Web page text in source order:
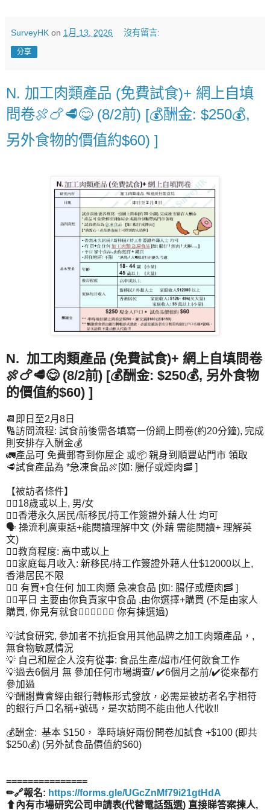
SurveyHK on 1月 13, 2026 沒有留言:
分享
N. 加工肉類產品 (免費試食)+ 網上自填
問卷🍖🍗🥩😋 (8/2前) [💰酬金: $250💰,
另外食物的價值約$60) ]
N. 加工肉類產品 (免費試食)+ 網上自填問卷
🍖🍗🥩😋 (8/2前) [💰酬金: $250💰, 另外食物
的價值約$60) ]
📆即日至2月8日
🔢訪問流程: 試食前後需各填寫一份網上問卷(約20分鐘), 完成
則安排存入酬金💰
🚛產品可 免費郵寄到你屋企 或📦 親身到順豐站門市 領取
🥩試食產品為 *急凍食品🍖[如: 腸仔或煙肉🥓 ]
【被訪者條件】
👉🏻18歲或以上, 男/女
👉🏻香港永久居民/新移民/持工作簽證外藉人仕 均可
🗣️ 操流利廣東話+能閱讀理解中文 (外藉 需能閱讀+ 理解英
文)
👉🏻教育程度: 高中或以上
👉🏻家庭每月收入: 新移民/持工作簽證外藉人仕$12000以上,
香港居民不限
👉🏻 有買+食任何 加工肉類 急凍食品 [如: 腸仔或煙肉🥓 ]
👉🏻平日 主要由你負責家中食品 ,由你選擇+購買 (不是由家人
購買, 你見有就食🙅🏻‍♀️🙅🏻‍♂️ 你有揀選過)
💡試食研究, 參加者不抗拒食用其他品牌之加工肉類產品，,
無食物敏感情況
💡 自己和屋企人沒有從事: 食品生產/超市/任何飲食工作
💡過去6個月 無 參加任何市場調查/ ✔️6個月之前/✔️從來都冇
參加過
💡酬謝費會經由銀行轉帳形式發放，必需是被訪者名字相符
的銀行戶口名稱+號碼，是次訪問不能由他人代收‼️
💰酬金: 基本 $150， 準時填好兩份問卷加試食 +$100 (即共
$250💰) (另外試食品價值約$60)
===============
✏🔗報名: https://forms.gle/UGcZnMf79i21gtHdA
⬆內有市場研究公司申請表(代替電話甄選) 直接睇答案揀人,